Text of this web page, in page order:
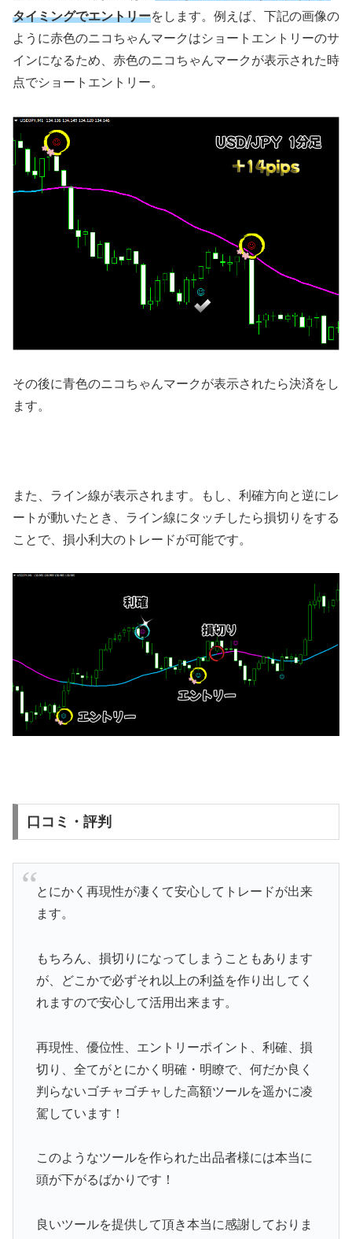
タイミングでエントリーをします。例えば、下記の画像の
ように赤色のニコちゃんマークはショートエントリーのサ
インになるため、赤色のニコちゃんマークが表示された時
点でショートエントリー。
その後に青色のニコちゃんマークが表示されたら決済をし
ます。
また、ライン線が表示されます。もし、利確方向と逆にレ
ートが動いたとき、ライン線にタッチしたら損切りをする
ことで、損小利大のトレードが可能です。
口コミ・評判
とにかく再現性が凄くて安心してトレードが出来
ます。
もちろん、損切りになってしまうこともあります
が、どこかで必ずそれ以上の利益を作り出してく
れますので安心して活用出来ます。
再現性、優位性、エントリーポイント、利確、損
切り、全てがとにかく明確・明瞭で、何だか良く
判らないゴチャゴチャした高額ツールを遥かに凌
駕しています！
このようなツールを作られた出品者様には本当に
頭が下がるばかりです！
良いツールを提供して頂き本当に感謝しておりま